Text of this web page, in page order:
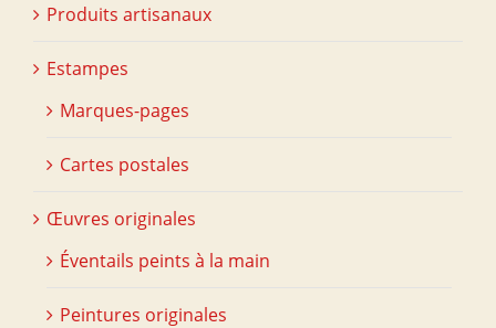
Produits artisanaux
Estampes
Marques-pages
Cartes postales
Œuvres originales
Éventails peints à la main
Peintures originales